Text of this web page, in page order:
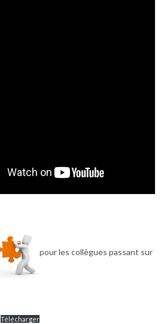
pour les collègues passant sur
Télécharger